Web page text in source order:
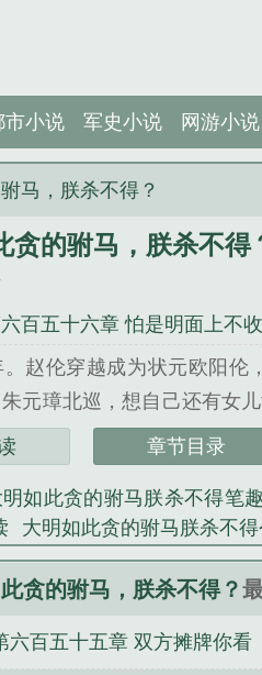
市小说 军史小说 网游小说
马，朕杀不得？
贪的驸马，朕杀不得
百五十六章 怕是明面上不
赵伦穿越成为状元欧阳伦
元璋北巡，想自己还有女
却有着平坦大道，而且还
女婿脱胎换骨，乃是能臣
，建造奢靡县衙，勾结瓦
马，就请连女儿一起杀了
贪的驸马，朕杀不得？》是
章节目录
明如此贪的驸马朕杀不得笔
大明如此贪的驸马朕杀不
TXT免费 大明如此贪的驸
得笔趣阁最新章节 大明如此
极寒之下不养刁民 带货主
贪的驸马，朕杀不得？
六百五十五章 双方摊牌你看